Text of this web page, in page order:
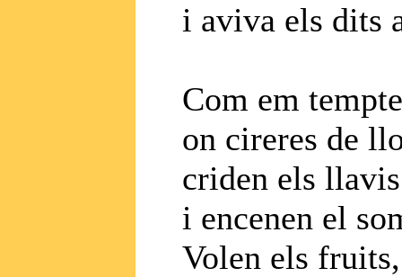
i aviva els dits
Com em
on cireres de
criden els
i encenen el
Volen els